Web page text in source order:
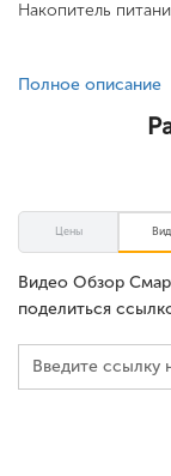
Накопитель
Полное описание
Цены
Видео Обзор
поделиться